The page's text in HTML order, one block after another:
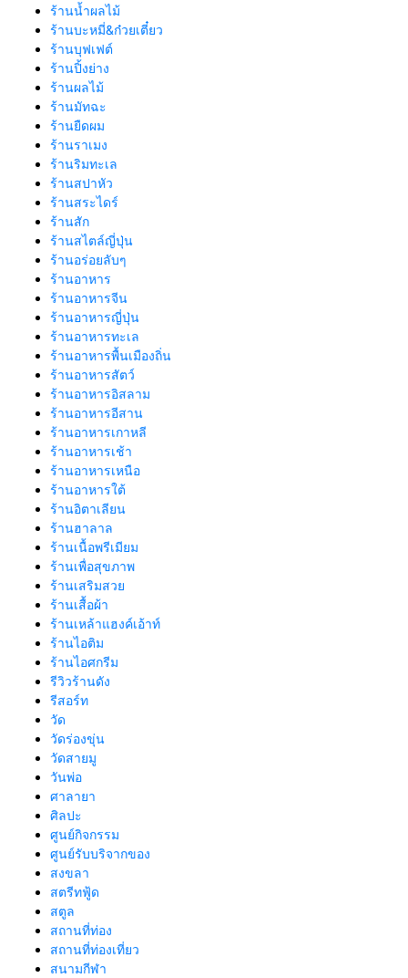
ร้านน้ำผลไม้
ร้านบะหมี่&ก๋วยเตี๋ยว
ร้านบุฟเฟต์
ร้านปิ้งย่าง
ร้านผลไม้
ร้านมัทฉะ
ร้านยืดผม
ร้านราเมง
ร้านริมทะเล
ร้านสปาหัว
ร้านสระไดร์
ร้านสัก
ร้านสไตล์ญี่ปุ่น
ร้านอร่อยลับๆ
ร้านอาหาร
ร้านอาหารจีน
ร้านอาหารญี่ปุ่น
ร้านอาหารทะเล
ร้านอาหารพื้นเมืองถิ่น
ร้านอาหารสัตว์
ร้านอาหารอิสลาม
ร้านอาหารอีสาน
ร้านอาหารเกาหลี
ร้านอาหารเช้า
ร้านอาหารเหนือ
ร้านอาหารใต้
ร้านอิตาเลียน
ร้านฮาลาล
ร้านเนื้อพรีเมียม
ร้านเพื่อสุขภาพ
ร้านเสริมสวย
ร้านเสื้อผ้า
ร้านเหล้าแฮงค์เอ้าท์
ร้านไอติม
ร้านไอศกรีม
รีวิวร้านดัง
รีสอร์ท
วัด
วัดร่องขุ่น
วัดสายมู
วันพ่อ
ศาลายา
ศิลปะ
ศูนย์กิจกรรม
ศูนย์รับบริจากของ
สงขลา
สตรีทฟู้ด
สตูล
สถานที่ท่อง
สถานที่ท่องเที่ยว
สนามกีฬา